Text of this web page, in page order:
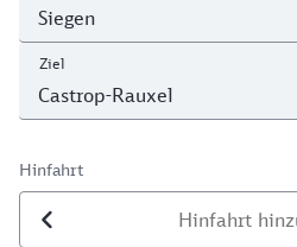
Ziel
Hinfahrt
Datum der Hinfahrt